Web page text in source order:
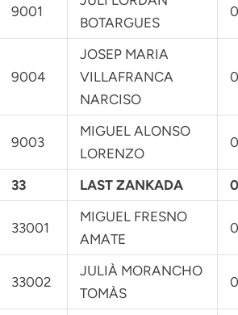
9001
BOTARGUES
9004
JOSEP MARIA
VILLAFRANCA
NARCISO
9003
MIGUEL ALONSO
LORENZO
33 LAST ZANKADA
33001
MIGUEL FRESNO
AMATE
33002
JULIÀ MORANCHO
TOMÀS